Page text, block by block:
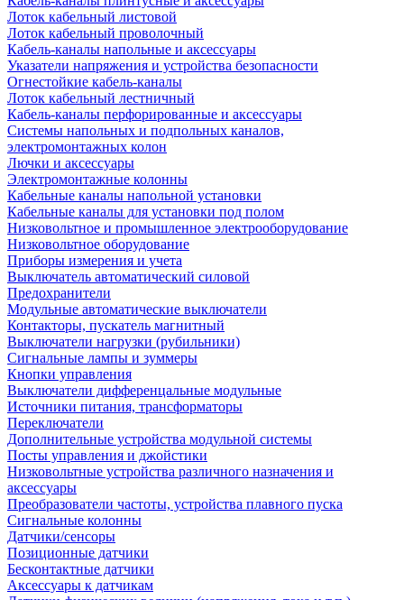
Лоток кабельный листовой
Лоток кабельный проволочный
Кабель-каналы напольные и аксессуары
Указатели напряжения и устройства безопасности
Огнестойкие кабель-каналы
Лоток кабельный лестничный
Кабель-каналы перфорированные и аксессуары
Системы напольных и подпольных каналов,
электромонтажных колон
Лючки и аксессуары
Электромонтажные колонны
Кабельные каналы напольной установки
Кабельные каналы для установки под полом
Низковольтное и промышленное электрооборудование
Низковольтное оборудование
Приборы измерения и учета
Выключатель автоматический силовой
Предохранители
Модульные автоматические выключатели
Контакторы, пускатель магнитный
Выключатели нагрузки (рубильники)
Сигнальные лампы и зуммеры
Кнопки управления
Выключатели дифференцальные модульные
Источники питания, трансформаторы
Переключатели
Дополнительные устройства модульной системы
Посты управления и джойстики
Низковольтные устройства различного назначения и
аксессуары
Преобразователи частоты, устройства плавного пуска
Сигнальные колонны
Датчики/сенсоры
Позиционные датчики
Бесконтактные датчики
Аксессуары к датчикам